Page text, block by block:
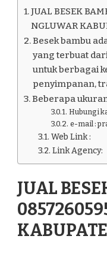
JUAL BESEK
NGLUWAR
Besek bambu
yang terbuat
untuk berbagai
penyimpanan,
Beberapa
Hubungi
e-mail :
Web Link :
Link Agency:
JUAL